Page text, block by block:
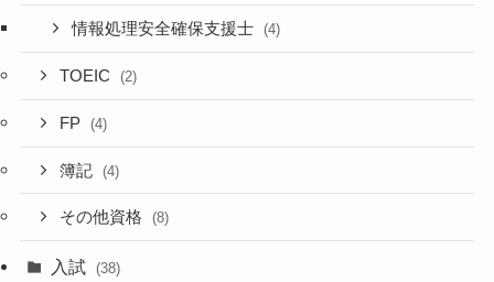
情報処理安全確保支援士 (4)
TOEIC (2)
FP (4)
簿記 (4)
その他資格 (8)
入試 (38)